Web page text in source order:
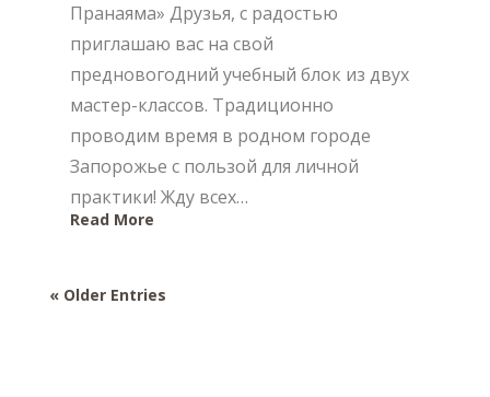
Пранаяма» Друзья, с радостью
приглашаю вас на свой
предновогодний учебный блок из двух
мастер-классов. Традиционно
проводим время в родном городе
Запорожье с пользой для личной
практики! Жду всех…
Read More
« Older Entries